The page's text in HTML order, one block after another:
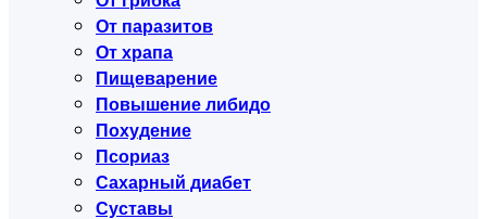
От паразитов
От храпа
Пищеварение
Повышение либидо
Похудение
Псориаз
Сахарный диабет
Суставы